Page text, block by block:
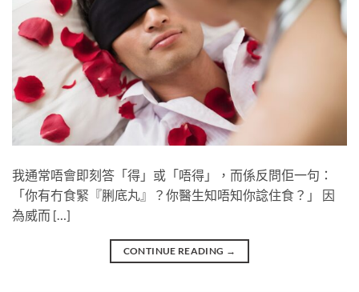
我通常唔會即刻答「得」或「唔得」，而係反問佢一句：
「你有冇食緊『脷底丸』？你醫生知唔知你諗住食？」​ 因
為威而 […]
CONTINUE READING →